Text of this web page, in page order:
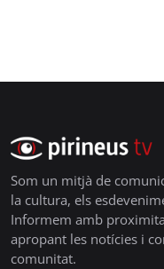
Som un mitjà de
la cultura, els
Informem amb
apropant les notícies i
comunitat.